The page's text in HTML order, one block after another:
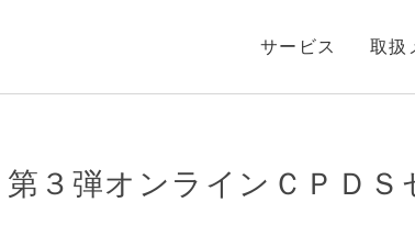
サービス 取扱
第３弾オンラインＣＰＤ